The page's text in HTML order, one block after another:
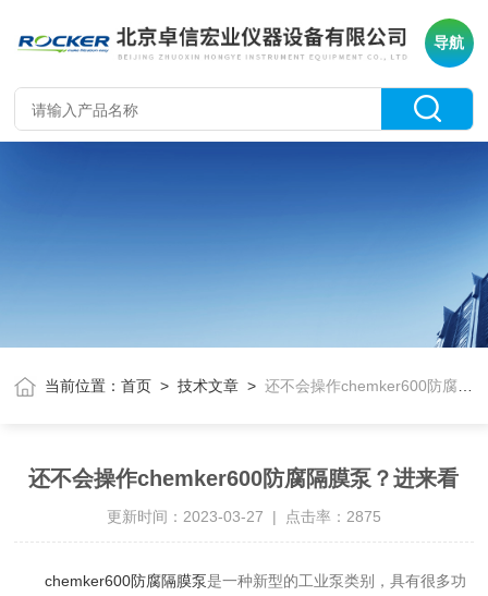
导航
当前位置：首页 >技术文章 >还不会操作chemker600防腐隔膜泵？进来看
还不会操作chemker600防腐隔膜泵？进来看
更新时间：2023-03-27 | 点击率：2875
chemker600防腐隔膜泵是一种新型的工业泵类别，具有很多功